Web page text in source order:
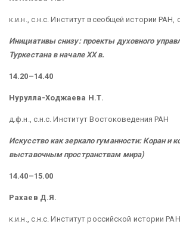
к.и.н., с.н.с. Институт всеобщей истории
Инициативы снизу: проекты духовного
Туркестана в начале ХХ в.
14.20–14.40
Нурулла-Ходжаева Н.Т.
д.ф.н., с.н.с. Институт Востоковедения РАН
Искусство как зеркало гуманности: Коран и
выставочным пространствам мира)
14.40–15.00
Рахаев Д.Я.
к.и.н., с.н.с. Институт российской истории РАН